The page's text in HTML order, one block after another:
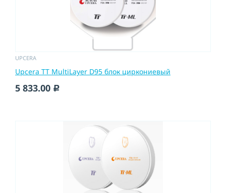
UPCERA
Upcera TT MultiLayer D95 блок циркониевый
5 833.00 c